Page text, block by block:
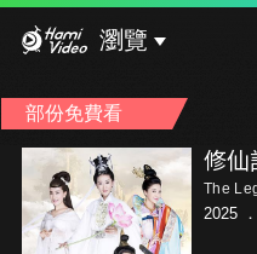
瀏覽
部份免費看
修仙
The
2025 ．